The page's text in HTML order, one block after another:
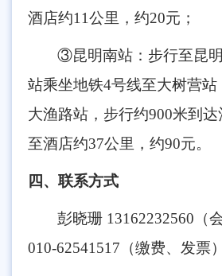
酒店约11公里，约20元；
③昆明南站：步行至昆
站乘坐地铁4号线至大树营站
大渔路站，步行约900米到
至酒店约37公里，约90元。
四、联系方式
彭晓珊 13162232560（
010-62541517（缴费、发票）